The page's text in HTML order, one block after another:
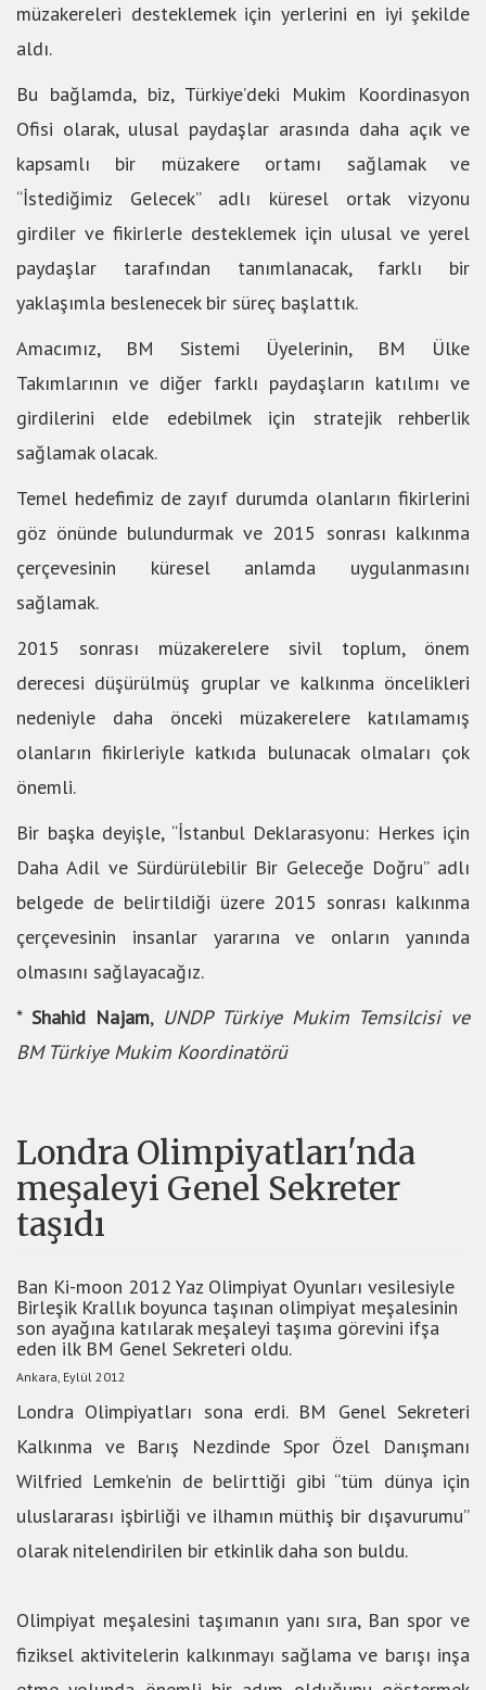
müzakereleri desteklemek için yerlerini en iyi şekilde
aldı.
Bu bağlamda, biz, Türkiye’deki Mukim Koordinasyon
Ofisi olarak, ulusal paydaşlar arasında daha açık ve
kapsamlı bir müzakere ortamı sağlamak ve
“İstediğimiz Gelecek” adlı küresel ortak vizyonu
girdiler ve fikirlerle desteklemek için ulusal ve yerel
paydaşlar tarafından tanımlanacak, farklı bir
yaklaşımla beslenecek bir süreç başlattık.
Amacımız, BM Sistemi Üyelerinin, BM Ülke
Takımlarının ve diğer farklı paydaşların katılımı ve
girdilerini elde edebilmek için stratejik rehberlik
sağlamak olacak.
Temel hedefimiz de zayıf durumda olanların fikirlerini
göz önünde bulundurmak ve 2015 sonrası kalkınma
çerçevesinin küresel anlamda uygulanmasını
sağlamak.
2015 sonrası müzakerelere sivil toplum, önem
derecesi düşürülmüş gruplar ve kalkınma öncelikleri
nedeniyle daha önceki müzakerelere katılamamış
olanların fikirleriyle katkıda bulunacak olmaları çok
önemli.
Bir başka deyişle, “İstanbul Deklarasyonu: Herkes için
Daha Adil ve Sürdürülebilir Bir Geleceğe Doğru” adlı
belgede de belirtildiği üzere 2015 sonrası kalkınma
çerçevesinin insanlar yararına ve onların yanında
olmasını sağlayacağız.
*Shahid Najam, UNDP Türkiye Mukim Temsilcisi ve
BM Türkiye Mukim Koordinatörü
Londra Olimpiyatları'nda
meşaleyi Genel Sekreter
taşıdı
Ban Ki-moon 2012 Yaz Olimpiyat Oyunları vesilesiyle
Birleşik Krallık boyunca taşınan olimpiyat meşalesinin
son ayağına katılarak meşaleyi taşıma görevini ifşa
eden ilk BM Genel Sekreteri oldu.
Ankara, Eylül 2012
Londra Olimpiyatları sona erdi. BM Genel Sekreteri
Kalkınma ve Barış Nezdinde Spor Özel Danışmanı
Wilfried Lemke’nin de belirttiği gibi “tüm dünya için
uluslararası işbirliği ve ilhamın müthiş bir dışavurumu”
olarak nitelendirilen bir etkinlik daha son buldu.
Olimpiyat meşalesini taşımanın yanı sıra, Ban spor ve
fiziksel aktivitelerin kalkınmayı sağlama ve barışı inşa